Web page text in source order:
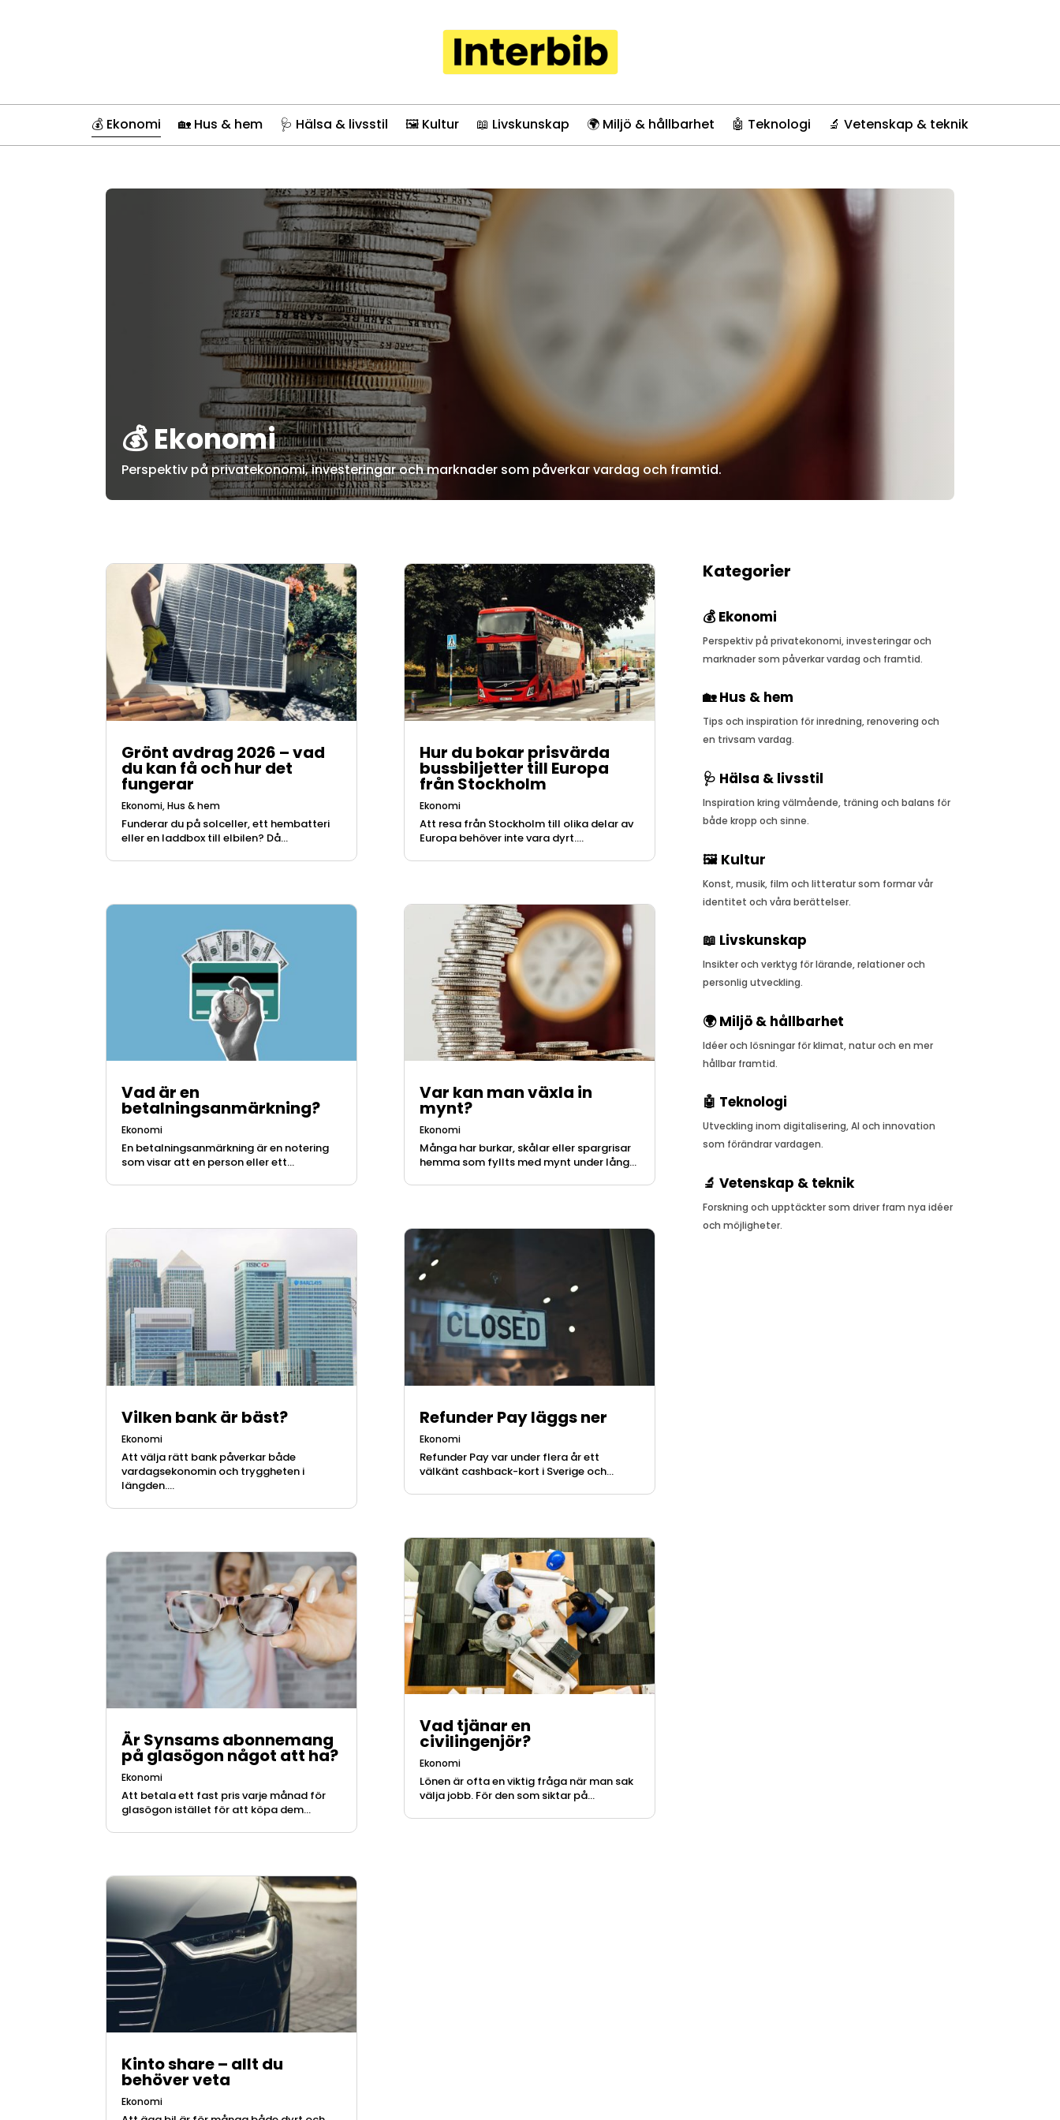
💰 Ekonomi 🏡 Hus & hem 🩺 Hälsa & livsstil 🖼️ Kultur 📖 Livskunskap 🌍 Miljö & hållbarhet 🤖 Teknologi 🔬 Vetenskap & teknik
💰 Ekonomi
Perspektiv på privatekonomi, investeringar och marknader som påverkar vardag och framtid.
Grönt avdrag 2026 – vad
du kan få och hur det
fungerar
Ekonomi,Hus & hem
Funderar du på solceller, ett hembatteri
eller en laddbox till elbilen? Då...
Vad är en
betalningsanmärkning?
Ekonomi
En betalningsanmärkning är en notering
som visar att en person eller ett...
Vilken bank är bäst?
Ekonomi
Att välja rätt bank påverkar både
vardagsekonomin och tryggheten i
längden....
Är Synsams abonnemang
på glasögon något att ha?
Ekonomi
Att betala ett fast pris varje månad för
glasögon istället för att köpa dem...
Kinto share – allt du
behöver veta
Ekonomi
Hur du bokar prisvärda
bussbiljetter till Europa
från Stockholm
Ekonomi
Att resa från Stockholm till olika delar av
Europa behöver inte vara dyrt....
Var kan man växla in
mynt?
Ekonomi
Många har burkar, skålar eller spargrisar
hemma som fyllts med mynt under lång...
Refunder Pay läggs ner
Ekonomi
Refunder Pay var under flera år ett
välkänt cashback-kort i Sverige och...
Vad tjänar en
civilingenjör?
Ekonomi
Lönen är ofta en viktig fråga när man sak
välja jobb. För den som siktar på...
Kategorier
💰 Ekonomi
Perspektiv på privatekonomi, investeringar och
marknader som påverkar vardag och framtid.
🏡 Hus & hem
Tips och inspiration för inredning, renovering och
en trivsam vardag.
🩺 Hälsa & livsstil
Inspiration kring välmående, träning och balans för
både kropp och sinne.
🖼️ Kultur
Konst, musik, film och litteratur som formar vår
identitet och våra berättelser.
📖 Livskunskap
Insikter och verktyg för lärande, relationer och
personlig utveckling.
🌍 Miljö & hållbarhet
Idéer och lösningar för klimat, natur och en mer
hållbar framtid.
🤖 Teknologi
Utveckling inom digitalisering, AI och innovation
som förändrar vardagen.
🔬 Vetenskap & teknik
Forskning och upptäckter som driver fram nya idéer
och möjligheter.